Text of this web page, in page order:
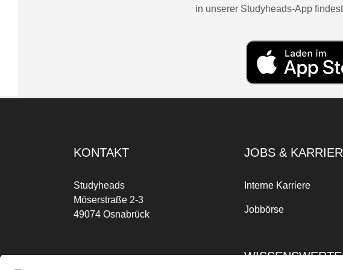
in unserer Studyheads-App
KONTAKT
Studyheads
Möserstraße 2-3
49074 Osnabrück
JOBS &
Interne Karriere
Jobbörse